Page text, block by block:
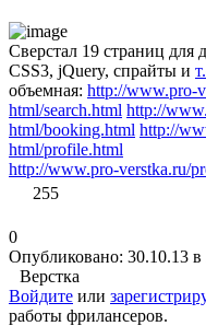
Сверстал 19 страниц для
CSS3, jQuery, спрайты и
объемная: http://www.pro-
html/search.html http://
html/booking.html http://
html/profile.html
http://www.pro-verstka.ru/
255
0
Опубликовано: 30.10.13 в
Верстка
Войдите или
работы фрилансеров.